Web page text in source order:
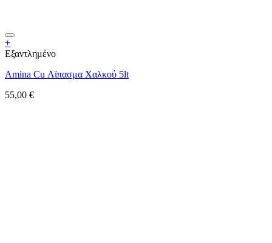
+
Εξαντλημένο
Amina Cu Λϊπασμα Χαλκού 5lt
55,00 €